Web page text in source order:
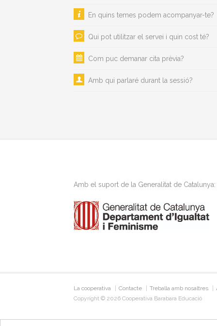
En quins temes podem acompanyar-te?
Qui pot utilitzar el servei i quin cost té?
Com puc demanar cita prèvia?
Amb qui parlaré durant la sessió?
Amb el suport de la Generalitat de Catalunya:
La cooperativa Contacte Treballa amb nosaltres
Copyright © 2026 Cooperativa Barabara Educació